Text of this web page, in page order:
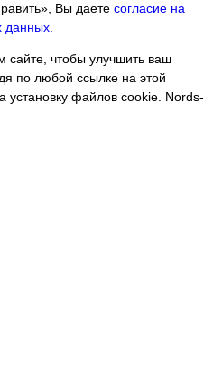
Вы даете согласие на
данных.
сайте, чтобы улучшить ваш
по любой ссылке на этой
установку файлов cookie. Nords-